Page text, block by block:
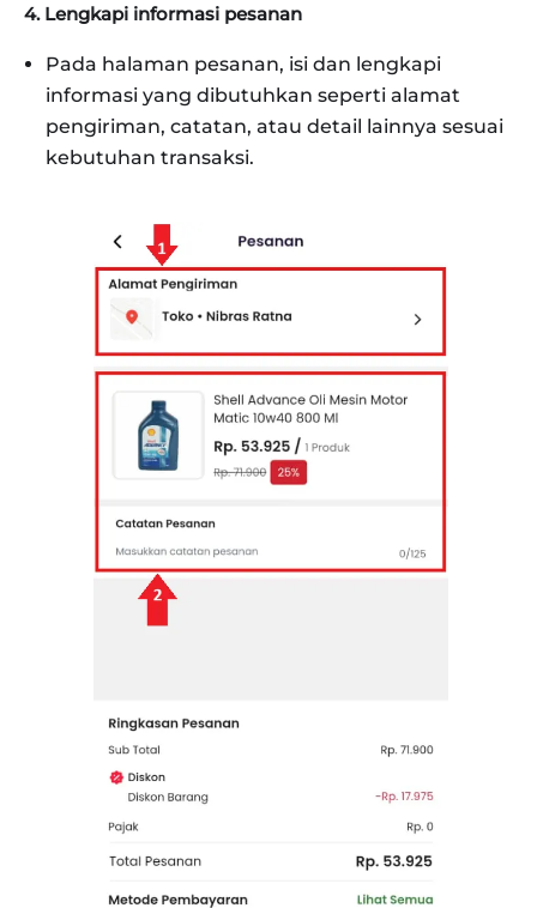
4. Lengkapi informasi pesanan
Pada halaman pesanan, isi dan lengkapi
informasi yang dibutuhkan seperti alamat
pengiriman, catatan, atau detail lainnya sesuai
kebutuhan transaksi.